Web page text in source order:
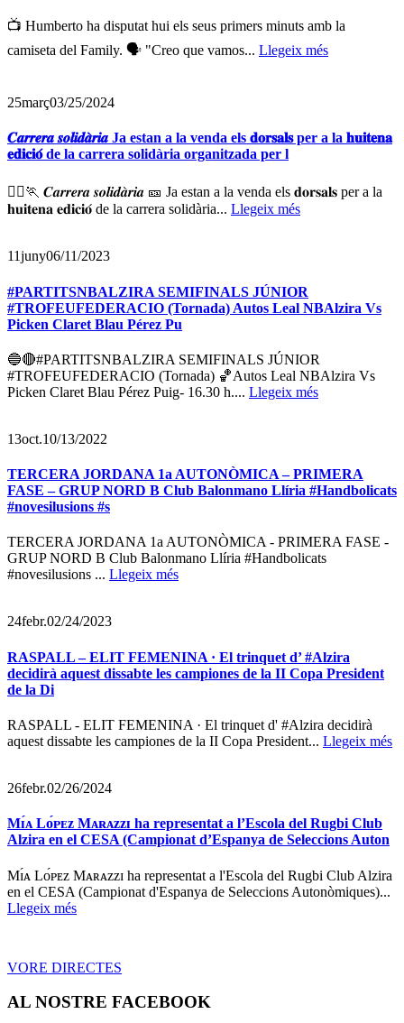
📺 Humberto ha disputat hui els seus primers minuts amb la
camiseta del Family. 🗣️ "Creo que vamos... Llegeix més
25març03/25/2024
𝑪𝒂𝒓𝒓𝒆𝒓𝒂 𝒔𝒐𝒍𝒊𝒅𝒂̀𝒓𝒊𝒂 Ja estan a la venda els 𝐝𝐨𝐫𝐬𝐚𝐥𝐬 per a la 𝐡𝐮𝐢𝐭𝐞𝐧𝐚
𝐞𝐝𝐢𝐜𝐢𝐨́ de la carrera solidària organitzada per l
🏃‍♀️🏃 𝑪𝒂𝒓𝒓𝒆𝒓𝒂 𝒔𝒐𝒍𝒊𝒅𝒂̀𝒓𝒊𝒂 🎫 Ja estan a la venda els 𝐝𝐨𝐫𝐬𝐚𝐥𝐬 per a la
𝐡𝐮𝐢𝐭𝐞𝐧𝐚 𝐞𝐝𝐢𝐜𝐢𝐨́ de la carrera solidària... Llegeix més
11juny06/11/2023
#PARTITSNBALZIRA SEMIFINALS JÚNIOR
#TROFEUFEDERACIO (Tornada) Autos Leal NBAlzira Vs
Picken Claret Blau Pérez Pu
🔵🔴#PARTITSNBALZIRA SEMIFINALS JÚNIOR
#TROFEUFEDERACIO (Tornada) 🏀Autos Leal NBAlzira Vs
Picken Claret Blau Pérez Puig- 16.30 h.... Llegeix més
13oct.10/13/2022
TERCERA JORDANA 1a AUTONÒMICA – PRIMERA
FASE – GRUP NORD B Club Balonmano Llíria #Handbolicats
#novesilusions #s
TERCERA JORDANA 1a AUTONÒMICA - PRIMERA FASE -
GRUP NORD B Club Balonmano Llíria #Handbolicats
#novesilusions ... Llegeix més
24febr.02/24/2023
RASPALL – ELIT FEMENINA · El trinquet d’ #Alzira
decidirà aquest dissabte les campiones de la II Copa President
de la Di
RASPALL - ELIT FEMENINA · El trinquet d' #Alzira decidirà
aquest dissabte les campiones de la II Copa President... Llegeix més
26febr.02/26/2024
Mɪ́ᴀ Lᴏ́ᴘᴇᴢ Mᴀʀᴀᴢᴢɪ ha representat a l’Escola del Rugbi Club
Alzira en el CESA (Campionat d’Espanya de Seleccions Auton
Mɪ́ᴀ Lᴏ́ᴘᴇᴢ Mᴀʀᴀᴢᴢɪ ha representat a l'Escola del Rugbi Club Alzira
en el CESA (Campionat d'Espanya de Seleccions Autonòmiques)...
Llegeix més
VORE DIRECTES
AL NOSTRE FACEBOOK